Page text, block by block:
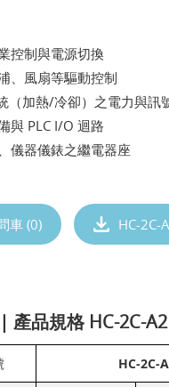
控制與電源切換
、風扇等驅動控制
（加熱/冷卻）之電力與訊
與 PLC I/O 迴路
儀器儀錶之繼電器座
車 (0) HC-2C-
| 產品規格 HC-2C-
HC-2C-